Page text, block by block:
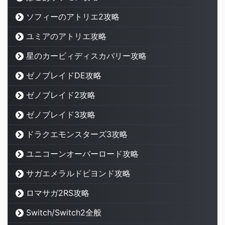
ソフィーのアトリエ2攻略
ユミアのアトリエ攻略
星のカービィディスカバリー攻略
ゼノブレイドDE攻略
ゼノブレイド2攻略
ゼノブレイド3攻略
ドラクエモンスターズ3攻略
ユニコーンオーバーロード攻略
サガエメラルドビヨンド攻略
ロマサガ2RS攻略
Switch/Switch2全般